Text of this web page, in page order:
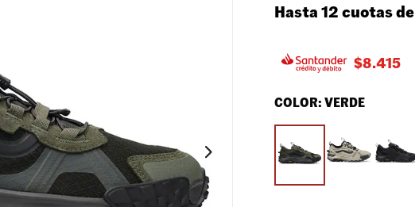
Hasta 12 cuotas de
$8.415
COLOR:VERDE
9.
10. loafers